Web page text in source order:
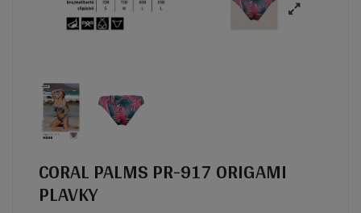
CORAL PALMS PR-917 ORIGAMI
PLAVKY